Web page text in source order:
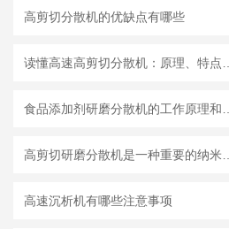
高剪切分散机的优缺点有哪些
高速沉析机有哪些注意事项